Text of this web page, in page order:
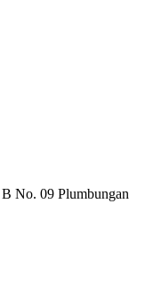
No. 09 Plumbungan